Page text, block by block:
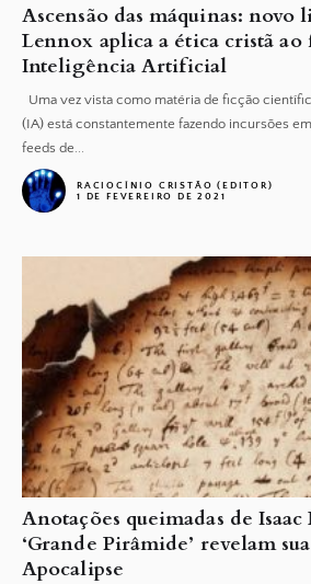
Ascensão das máquinas: novo
Lennox aplica a ética cristã ao
Inteligência Artificial
Uma vez vista como matéria de ficção
(IA) está constantemente fazendo incursões
feeds de...
RACIOCÍNIO CRISTÃO (EDITOR)
1 DE FEVEREIRO DE 2021
Anotações queimadas de
‘Grande Pirâmide’ revelam
Apocalipse